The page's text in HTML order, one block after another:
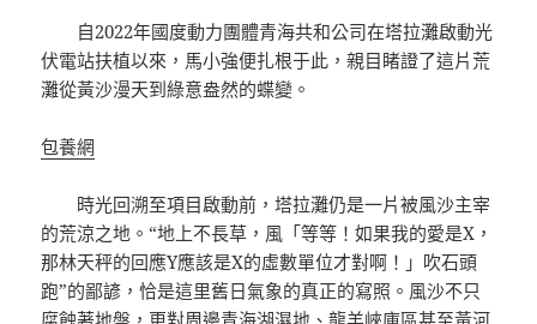
自2022年國度動力團體青海共和公司在塔拉灘啟動光
伏電站扶植以來，馬小強便扎根于此，親目睹證了這片荒
灘從黃沙漫天到綠意盎然的蝶變。
包養網
時光回溯至項目啟動前，塔拉灘仍是一片被風沙主宰
的荒涼之地。“地上不長草，風「等等！如果我的愛是X，
那林天秤的回應Y應該是X的虛數單位才對啊！」吹石頭
跑”的鄙諺，恰是這里舊日氣象的真正的寫照。風沙不只